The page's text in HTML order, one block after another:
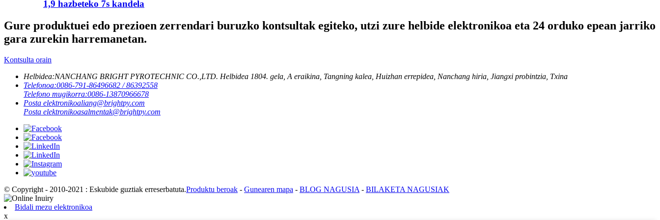
1,9 hazbeteko 7s kandela
Gure produktuei edo prezioen zerrendari buruzko kontsultak egiteko, utzi zure helbide elektronikoa eta 24 orduko epean jarriko
gara zurekin harremanetan.
Kontsulta orain
Helbidea:NANCHANG BRIGHT PYROTECHNIC CO.,LTD. Helbidea 1804. gela, A eraikina, Tangning kalea, Huizhan errepidea, Nanchang hiria, Jiangxi probintzia, Txina
Telefonoa:0086-791-86496682 / 86392558
Telefono mugikorra:0086-13870966678
Posta elektronikoaliang@brightpy.com
Posta elektronikoasalmentak@brightpy.com
© Copyright - 2010-2021 : Eskubide guztiak erreserbatuta.Produktu beroak - Gunearen mapa - BLOG NAGUSIA - BILAKETA NAGUSIAK
Bidali mezu elektronikoa
x